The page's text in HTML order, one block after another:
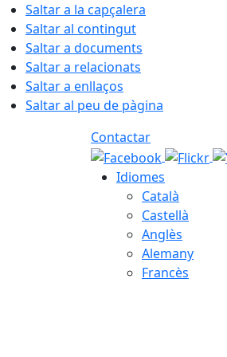
Saltar a la capçalera
Saltar al contingut
Saltar a documents
Saltar a relacionats
Saltar a enllaços
Saltar al peu de pàgina
Contactar
Idiomes
Català
Castellà
Anglès
Alemany
Francès